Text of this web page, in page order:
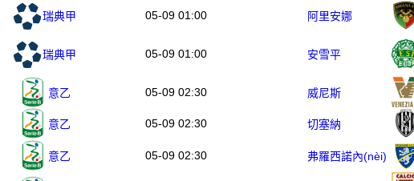
瑞典甲 05-09 01:00 阿里安娜
瑞典甲 05-09 01:00 安雪平
意乙 05-09 02:30 威尼斯
意乙 05-09 02:30 切塞納
意乙 05-09 02:30 弗羅西諾內(nèi)